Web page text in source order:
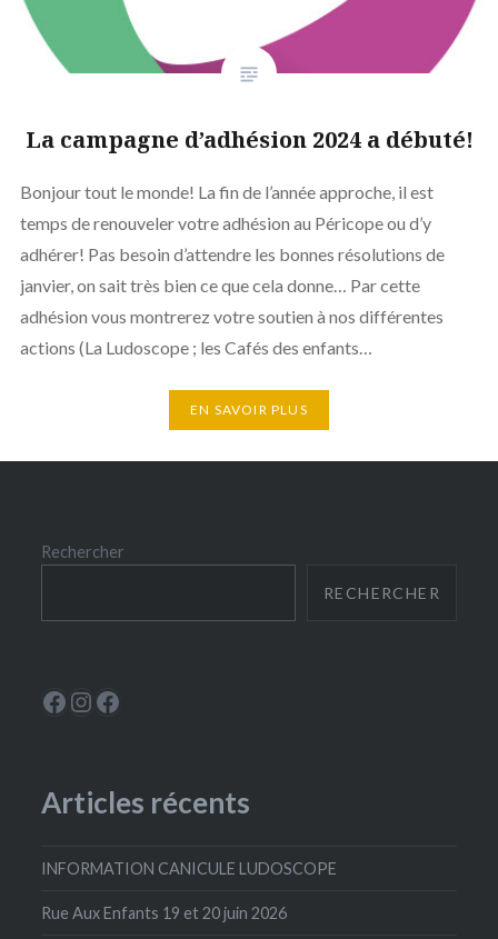
La campagne d’adhésion 2024 a débuté!
Bonjour tout le monde! La fin de l’année approche, il est
temps de renouveler votre adhésion au Péricope ou d’y
adhérer! Pas besoin d’attendre les bonnes résolutions de
janvier, on sait très bien ce que cela donne… Par cette
adhésion vous montrerez votre soutien à nos différentes
actions (La Ludoscope ; les Cafés des enfants…
EN SAVOIR PLUS
Rechercher
RECHERCHER
Le Périscope
Instagram
La Ludoscope
Articles récents
INFORMATION CANICULE LUDOSCOPE
Rue Aux Enfants 19 et 20 juin 2026